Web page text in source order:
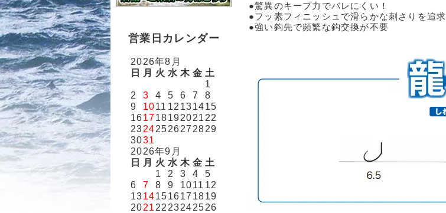
営業日カレンダー
2026年8月
日
月 火 水 木 金 土
1
2
3 4 5 6 7
8
9
1011 12 131415
161718192021 22
2324252627 2829
3031
2026年9月
日
月 火 水 木 金 土
1
2 3 4
5
6
7 8 9 1011 12
1314151617 1819
2021 22 23242526
●驚異のキープ力でバレにくい！
●フッ素フィニッシュで滑らかな刺さりを追求
●強い鈎先で頻繁な鈎交換が不要